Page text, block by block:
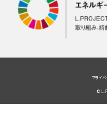
プライ
©